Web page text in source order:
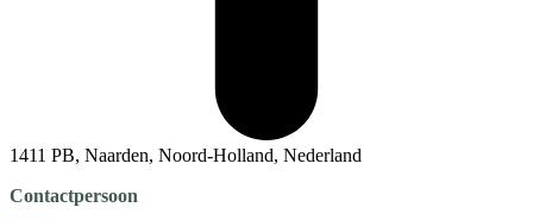
1411 PB, Naarden, Noord-Holland, Nederland
Contactpersoon